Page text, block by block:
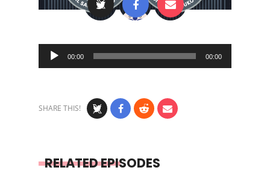
Audio
Player
00:00 00:00
SHARE THIS!
RELATED EPISODES